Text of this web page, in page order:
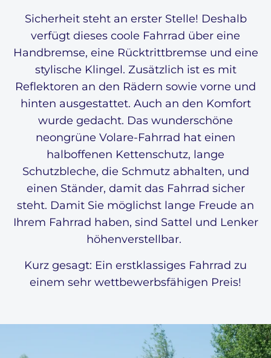
Sicherheit steht an erster Stelle! Deshalb
verfügt dieses coole Fahrrad über eine
Handbremse, eine Rücktrittbremse und eine
stylische Klingel. Zusätzlich ist es mit
Reflektoren an den Rädern sowie vorne und
hinten ausgestattet. Auch an den Komfort
wurde gedacht. Das wunderschöne
neongrüne Volare-Fahrrad hat einen
halboffenen Kettenschutz, lange
Schutzbleche, die Schmutz abhalten, und
einen Ständer, damit das Fahrrad sicher
steht. Damit Sie möglichst lange Freude an
Ihrem Fahrrad haben, sind Sattel und Lenker
höhenverstellbar.
Kurz gesagt: Ein erstklassiges Fahrrad zu
einem sehr wettbewerbsfähigen Preis!